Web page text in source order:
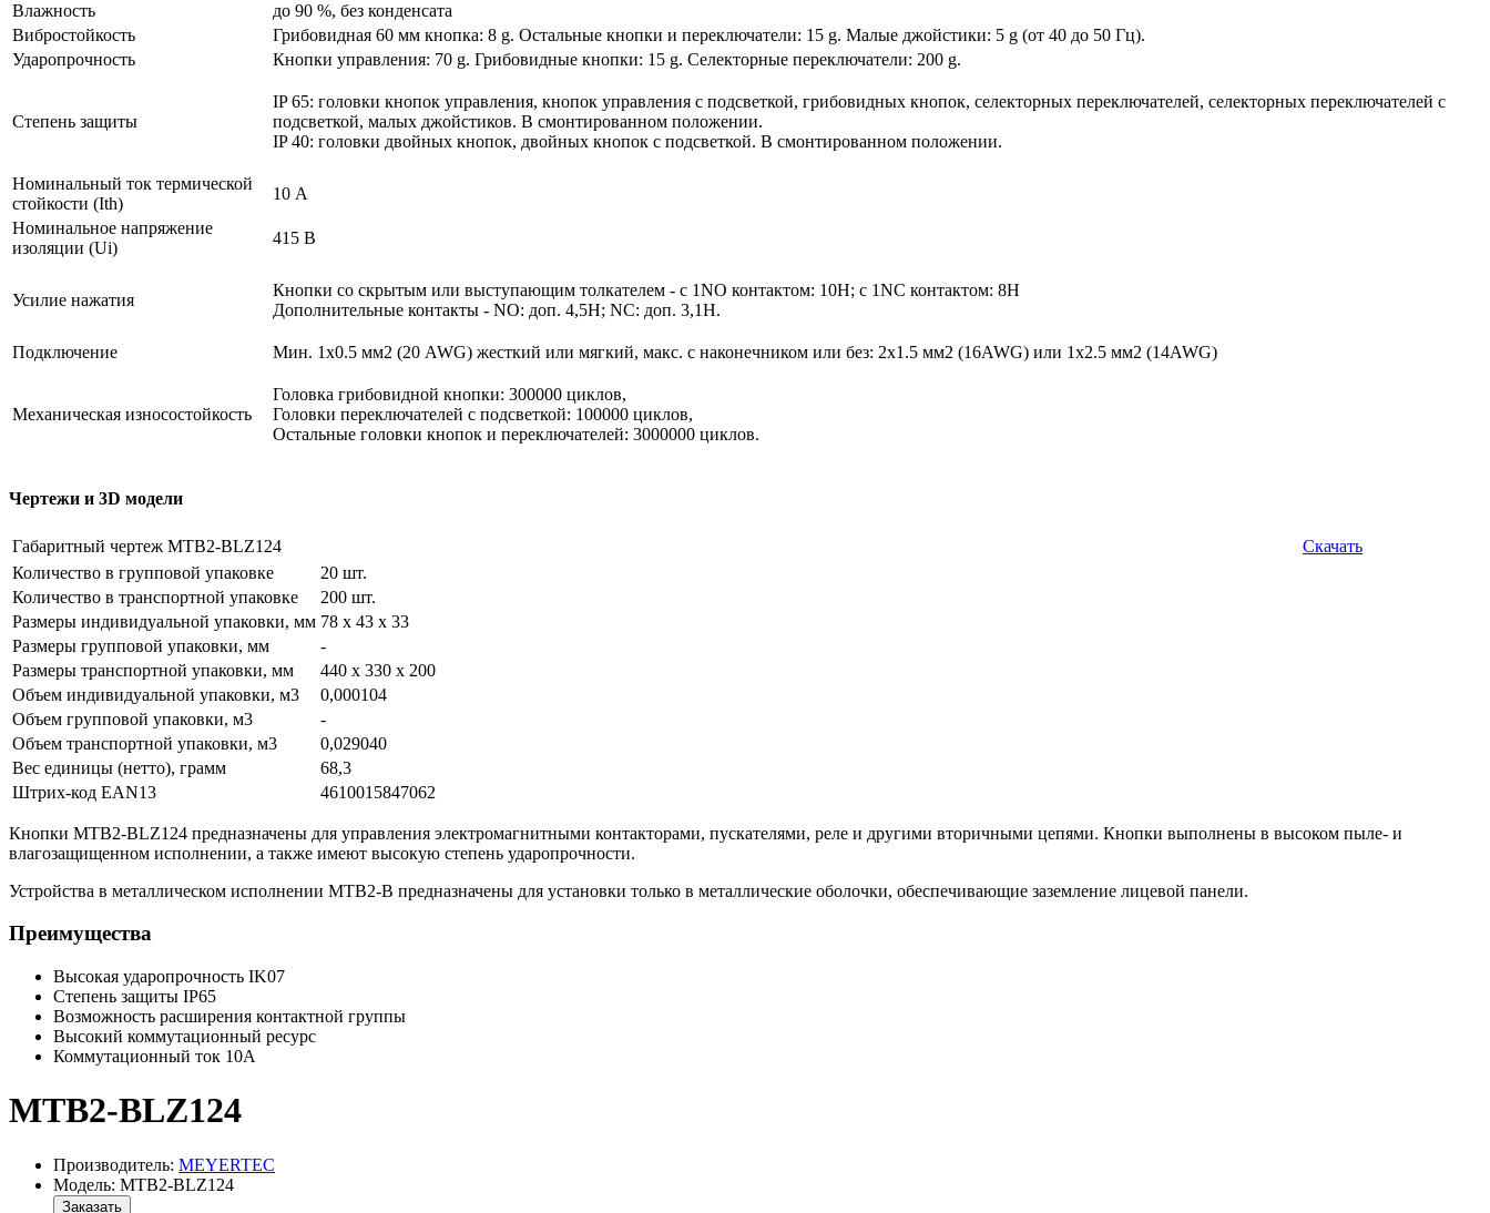
Влажность
до 90 %, без конденсата
Вибростойкость
Грибовидная 60 мм кнопка: 8 g. Остальные кнопки и переключатели: 15 g. Малые джойстики: 5 g (от 40 до 50 Гц).
Ударопрочность
Кнопки управления: 70 g. Грибовидные кнопки: 15 g. Селекторные переключатели: 200 g.
Степень защиты
IP 65: головки кнопок управления, кнопок управления с подсветкой, грибовидных кнопок, селекторных переключателей, селекторных переключателей с
подсветкой, малых джойстиков. В смонтированном положении.
IP 40: головки двойных кнопок, двойных кнопок с подсветкой. В смонтированном положении.
Номинальный ток термической
стойкости (Ith)
10 А
Номинальное напряжение
изоляции (Ui)
415 В
Усилие нажатия
Кнопки со скрытым или выступающим толкателем - с 1NO контактом: 10Н; с 1NC контактом: 8Н
Дополнительные контакты - NO: доп. 4,5Н; NC: доп. 3,1Н.
Подключение Мин. 1х0.5 мм2 (20 AWG) жесткий или мягкий, макс. c наконечником или без: 2х1.5 мм2 (16AWG) или 1х2.5 мм2 (14AWG)
Механическая износостойкость
Головка грибовидной кнопки: 300000 циклов,
Головки переключателей с подсветкой: 100000 циклов,
Остальные головки кнопок и переключателей: 3000000 циклов.
Чертежи и 3D модели
Габаритный чертеж MTB2-BLZ124
Скачать
Количество в групповой упаковке
20 шт.
Количество в транспортной упаковке
200 шт.
Размеры индивидуальной упаковки, мм 78 х 43 х 33
Размеры групповой упаковки, мм
-
Размеры транспортной упаковки, мм
440 х 330 х 200
Объем индивидуальной упаковки, м3
0,000104
Объем групповой упаковки, м3
-
Объем транспортной упаковки, м3
0,029040
Вес единицы (нетто), грамм
68,3
Штрих-код EAN13
4610015847062
Кнопки MTB2-BLZ124 предназначены для управления электромагнитными контакторами, пускателями, реле и другими вторичными цепями. Кнопки выполнены в высоком пыле- и
влагозащищенном исполнении, а также имеют высокую степень ударопрочности.
Устройства в металлическом исполнении MTB2-B предназначены для установки только в металлические оболочки, обеспечивающие заземление лицевой панели.
Преимущества
Высокая ударопрочность IK07
Степень защиты IP65
Возможность расширения контактной группы
Высокий коммутационный ресурс
Коммутационный ток 10А
MTB2-BLZ124
Производитель: MEYERTEC
Модель: MTB2-BLZ124
Заказать